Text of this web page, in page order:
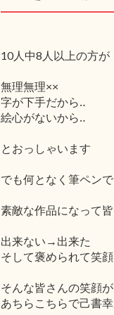
10人中8人以上の方が
無理無理××
字が下手だから‥
絵心がないから‥
とおっしゃいます
でも何となく筆ペン
素敵な作品になって
出来ない→出来た
そして褒められて笑
そんな皆さんの笑顔
あちらこちらで己書